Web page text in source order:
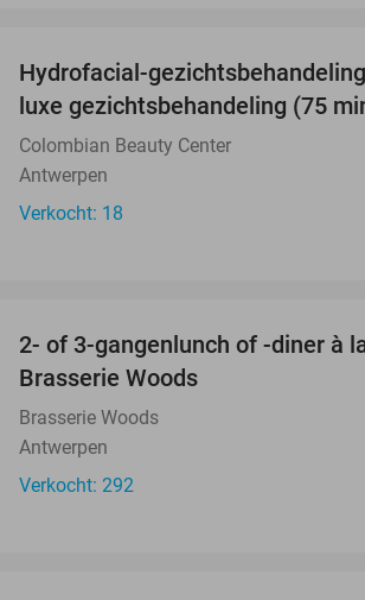
Hydrofacial-
luxe gezichtsbehandeling (75
Colombian Beauty Center
Antwerpen
Verkocht: 18
2- of 3-gangenlunch of -diner à
Brasserie Woods
Brasserie Woods
Antwerpen
Verkocht: 292